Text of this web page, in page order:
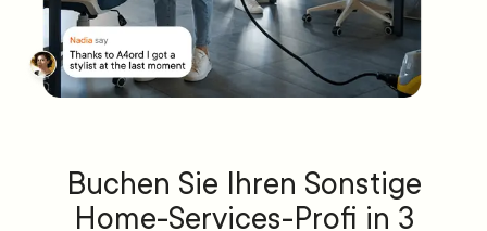
Buchen Sie Ihren Sonstige
Home-Services-Profi in 3